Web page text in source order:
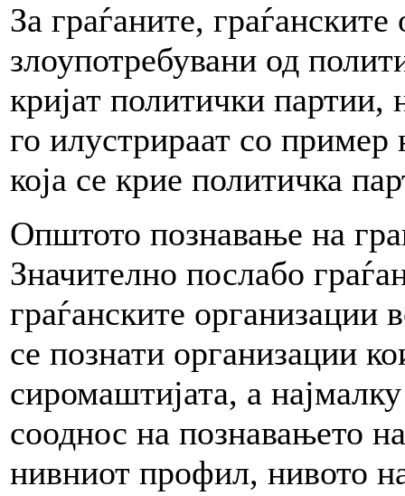
За граѓаните,
злоупотребувани од
кријат политички
го илустрираат со пример
која се крие политичка
Општото познавање на
Значително послабо
граѓанските организации
се познати организации
сиромаштијата, а
сооднос на познавањето
нивниот профил, нивото